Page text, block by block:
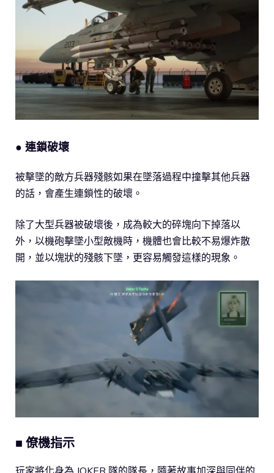
● 連鎖破壞
被擊墜的敵方兵器殘骸如果在墜落過程中撞擊其他兵器
的話，會產生連鎖性的破壞。
除了大型兵器被破壞後，成為較大的碎塊向下掉落以
外，以機砲擊墜小型敵機時，機體也會比較不易爆炸散
開，並以塊狀的殘骸下墜，更容易觸發這樣的現象。
■ 僚機指示
玩家將化身為 JOKER 隊的隊長，隨著故事加深與同伴的